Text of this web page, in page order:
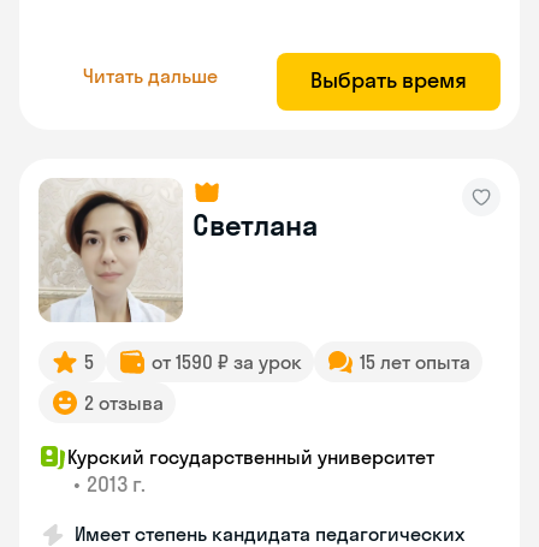
Читать дальше Выбрать время
Светлана
5 от 1590 ₽ за урок
15 лет опыта
2 отзыва
Курский государственный университет
• 2013 г.
Имеет степень кандидата педагогических